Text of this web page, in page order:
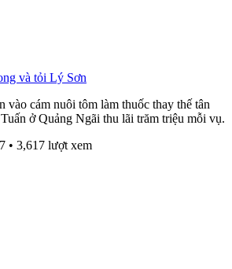
và tỏi Lý Sơn
vào cám nuôi tôm làm thuốc thay thế tân
ở Quảng Ngãi thu lãi trăm triệu mỗi vụ.
• 3,617 lượt xem